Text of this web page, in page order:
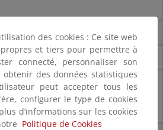
envenenados
La Coruña, Lugo, Santa Cruz de
Huesca, Teruel, Zamora y
des cookies : Ce site web
et tiers pour permettre à
connecté, personnaliser son
des données statistiques
peut accepter tous les
configurer le type de cookies
d’informations sur les cookies
Politique de Cookies